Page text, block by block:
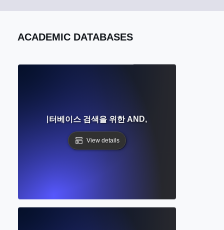
ACADEMIC DATABASES
가요? 데이터베이스 검색을 위한 AND, OR, NOT에 대한 완
View details